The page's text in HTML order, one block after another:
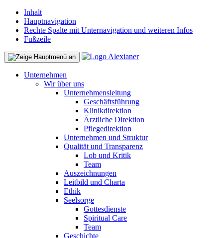
Inhalt
Hauptnavigation
Rechte Spalte mit Unternavigation und weiteren Infos
Fußzeile
Unternehmen
Wir über uns
Unternehmensleitung
Geschäftsführung
Klinikdirektion
Ärztliche Direktion
Pflegedirektion
Unternehmen und Struktur
Qualität und Transparenz
Lob und Kritik
Team
Auszeichnungen
Leitbild und Charta
Ethik
Seelsorge
Gottesdienste
Spiritual Care
Team
Geschichte